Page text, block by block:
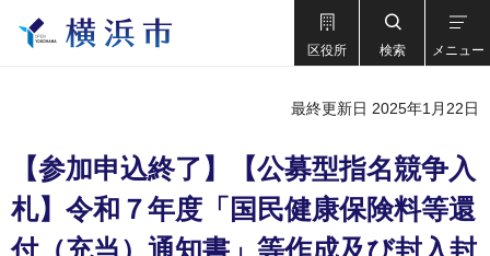
区役所 検索 メニュー
最終更新日 2025年1月22日
【参加申込終了】【公募型指名競争入
札】令和７年度「国民健康保険料等還
付（充当）通知書」等作成及び封入封